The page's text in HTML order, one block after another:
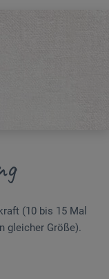
(10 bis 15 Mal
gleicher Größe).